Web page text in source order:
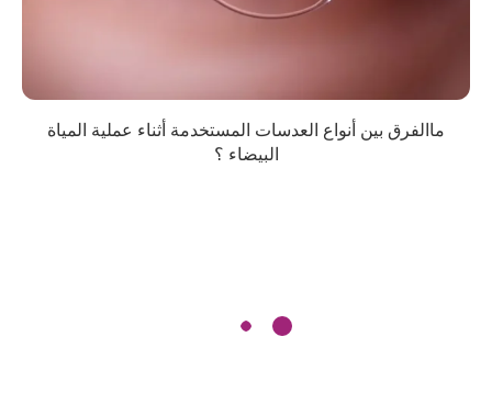
ماالفرق بين أنواع العدسات المستخدمة أثناء عملية المياة
البيضاء ؟